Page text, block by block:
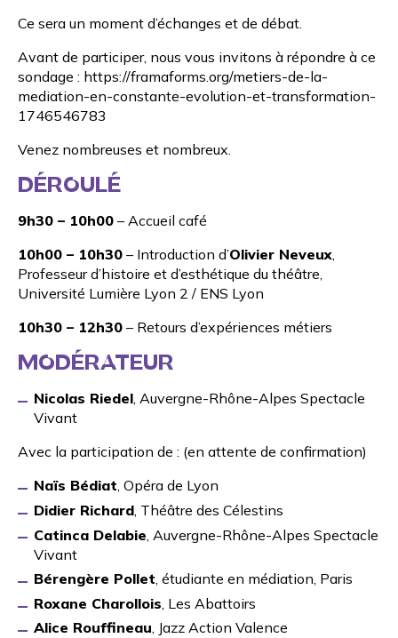
Ce sera un moment d’échanges et de débat.
Avant de participer, nous vous invitons à répondre à ce
sondage : https://framaforms.org/metiers-de-la-
mediation-en-constante-evolution-et-transformation-
1746546783
Venez nombreuses et nombreux.
DÉROULÉ
9h30 – 10h00 – Accueil café
10h00 – 10h30 – Introduction d’Olivier Neveux,
Professeur d’histoire et d’esthétique du théâtre,
Université Lumière Lyon 2 / ENS Lyon
10h30 – 12h30 – Retours d’expériences métiers
MODÉRATEUR
Nicolas Riedel, Auvergne-Rhône-Alpes Spectacle
Vivant
Avec la participation de : (en attente de confirmation)
Naïs Bédiat, Opéra de Lyon
Didier Richard, Théâtre des Célestins
Catinca Delabie , Auvergne-Rhône-Alpes Spectacle
Vivant
Bérengère Pollet, étudiante en médiation, Paris
Roxane Charollois , Les Abattoirs
Alice Rouffineau, Jazz Action Valence